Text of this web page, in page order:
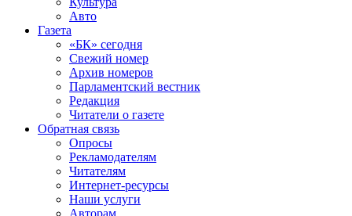
Авто
Газета
«БК» сегодня
Свежий номер
Архив номеров
Парламентский вестник
Редакция
Читатели о газете
Обратная связь
Опросы
Рекламодателям
Читателям
Интернет-ресурсы
Наши услуги
Авторам